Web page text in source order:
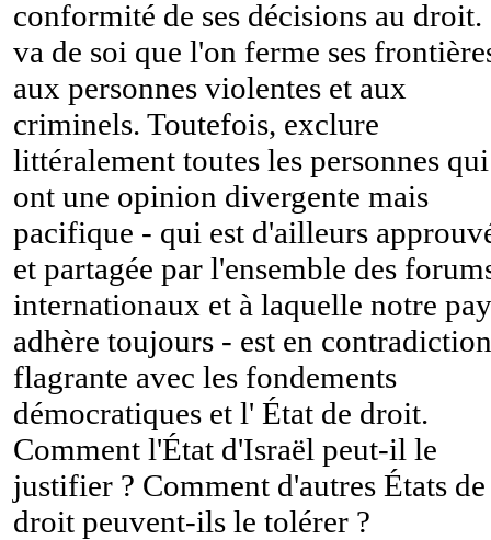
conformité de ses décisions au
va de soi que l'on ferme ses
aux personnes violentes et aux
criminels. Toutefois, exclure
littéralement toutes les personnes qui
ont une opinion divergente mais
pacifique - qui est d'ailleurs
et partagée par l'ensemble des
internationaux et à laquelle notre
adhère toujours - est en contradiction
flagrante avec les fondements
démocratiques et l' État de droit.
Comment l'État d'Israël peut-il le
justifier ? Comment d'autres États de
droit peuvent-ils le tolérer ?